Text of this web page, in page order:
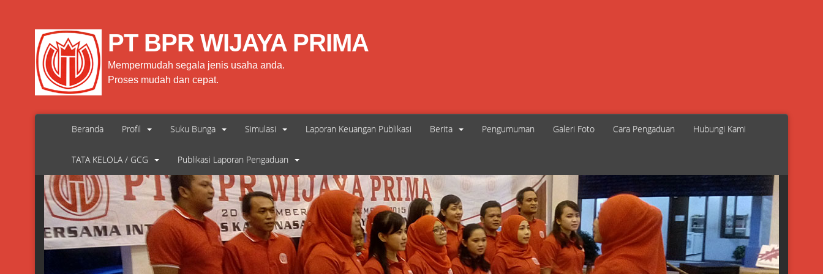
PT BPR WIJAYA PRIMA
Mempermudah segala jenis usaha anda.
Proses mudah dan cepat.
Beranda Profil Suku Bunga Simulasi Laporan Keuangan Publikasi Berita Pengumuman Galeri Foto Cara Pengaduan Hubungi Kami
TATA KELOLA / GCG Publikasi Laporan Pengaduan